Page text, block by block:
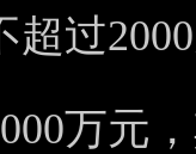
超过
万元